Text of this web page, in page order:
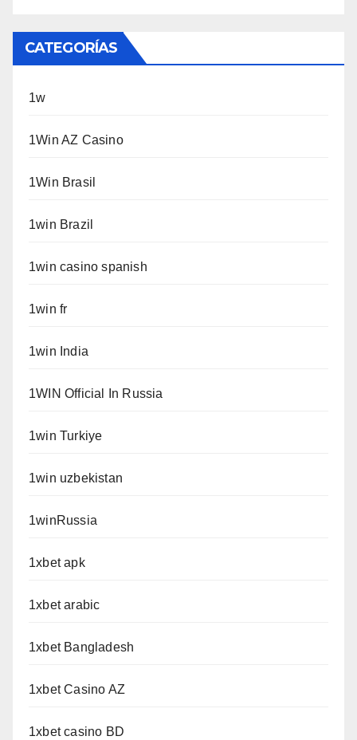
CATEGORÍAS
1w
1Win AZ Casino
1Win Brasil
1win Brazil
1win casino spanish
1win fr
1win India
1WIN Official In Russia
1win Turkiye
1win uzbekistan
1winRussia
1xbet apk
1xbet arabic
1xbet Bangladesh
1xbet Casino AZ
1xbet casino BD